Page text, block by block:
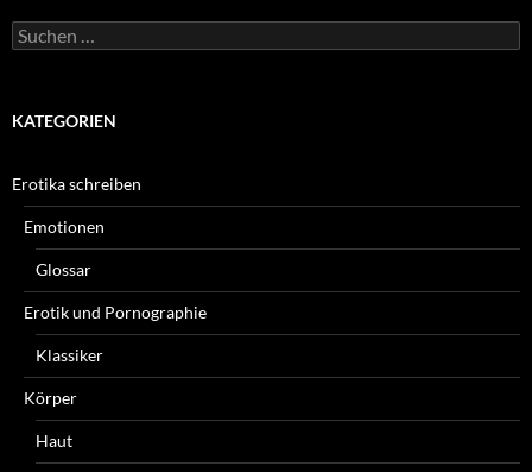
Suchen
nach:
KATEGORIEN
Erotika schreiben
Emotionen
Glossar
Erotik und Pornographie
Klassiker
Körper
Haut